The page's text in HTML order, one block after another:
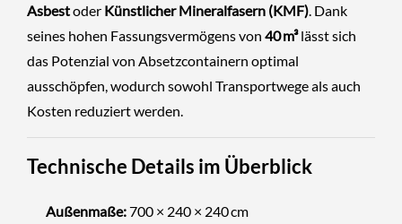
Asbestoder Künstlicher Mineralfasern (KMF) . Dank
seines hohen Fassungsvermögens von 40 m³lässt sich
das Potenzial von Absetzcontainern optimal
ausschöpfen, wodurch sowohl Transportwege als auch
Kosten reduziert werden.
Technische Details im Überblick
Außenmaße:700 × 240 × 240 cm